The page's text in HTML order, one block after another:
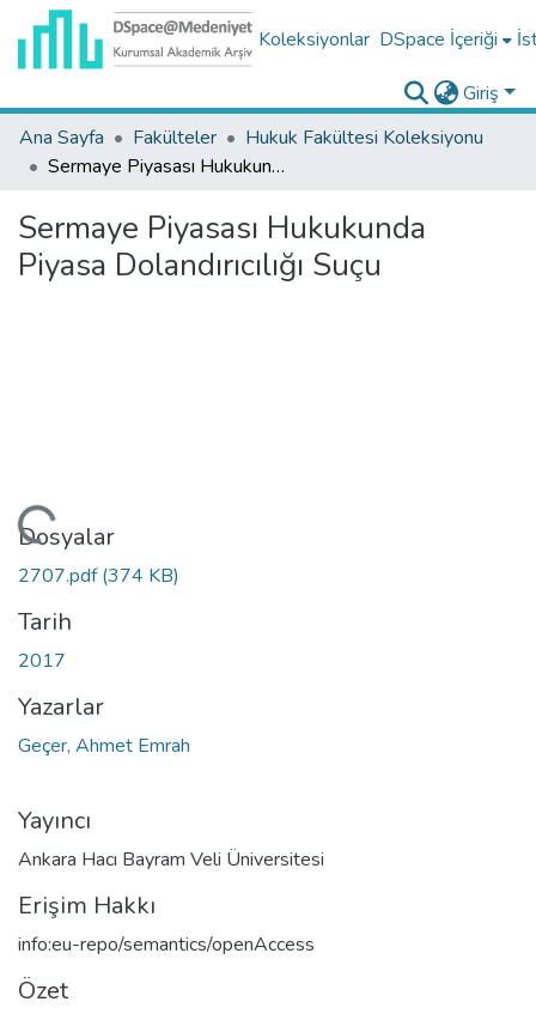
Koleksiyonlar DSpace İçeriği
Giriş
Ana Sayfa
Fakülteler
Hukuk Fakültesi Koleksiyonu
Sermaye Piyasası Hukukunda Piyasa Dolandırıcılığı Suçu
Sermaye Piyasası Hukukunda
Piyasa Dolandırıcılığı Suçu
Dosyalar
2707.pdf(374 KB)
Tarih
2017
Yazarlar
Geçer, Ahmet Emrah
Yayıncı
Ankara Hacı Bayram Veli Üniversitesi
Erişim Hakkı
info:eu-repo/semantics/openAccess
Özet